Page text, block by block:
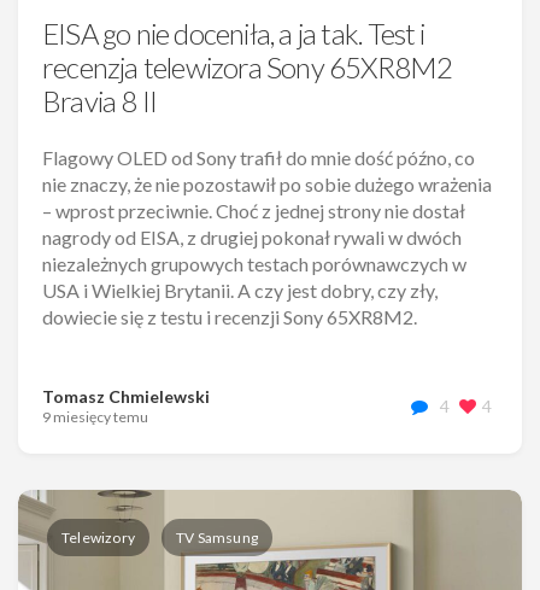
EISA go nie doceniła, a ja tak. Test i
recenzja telewizora Sony 65XR8M2
Bravia 8 II
Flagowy OLED od Sony trafił do mnie dość późno, co
nie znaczy, że nie pozostawił po sobie dużego wrażenia
– wprost przeciwnie. Choć z jednej strony nie dostał
nagrody od EISA, z drugiej pokonał rywali w dwóch
niezależnych grupowych testach porównawczych w
USA i Wielkiej Brytanii. A czy jest dobry, czy zły,
dowiecie się z testu i recenzji Sony 65XR8M2.
Tomasz Chmielewski
9 miesięcy temu
4 4
Telewizory TV Samsung